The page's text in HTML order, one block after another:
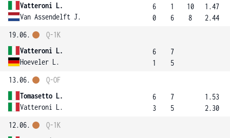
Vatteroni L.
Van Assendelft J.
6
0
1
6
10
8
1.47
2.44
19.06.
Vatteroni L.
Hoeveler L.
Q-1K
6
1
7
5
13.06.
Tomasetto L.
Vatteroni L.
Q-OF
6
3
7
5
1.53
2.30
12.06.
Q-1K